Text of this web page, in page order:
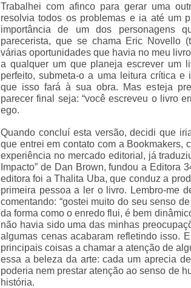
Trabalhei com afinco para gerar uma
resolvia todos os problemas e ia até um
importância de um dos personagens
parecerista, que se chama Eric Novello
várias oportunidades que havia no meu
a qualquer um que planeja escrever um
perfeito, submeta-o a uma leitura crítica
que isso fará à sua obra. Mas esteja
parecer final seja: “você escreveu o livro
ego.
Quando concluí esta versão, decidi que
que entrei em contato com a Bookmakers,
experiência no mercado editorial, já
Impacto” de Dan Brown, fundou a Editora
editora foi a Thalita Uba, que conduz a
primeira pessoa a ler o livro. Lembro-me
comentando: “gostei muito do seu senso
da forma como o enredo flui, é bem
não havia sido uma das minhas
algumas cenas acabaram refletindo isso.
principais coisas a chamar a atenção de
essa a beleza da arte: cada um aprecia
poderia nem prestar atenção ao senso de
história.